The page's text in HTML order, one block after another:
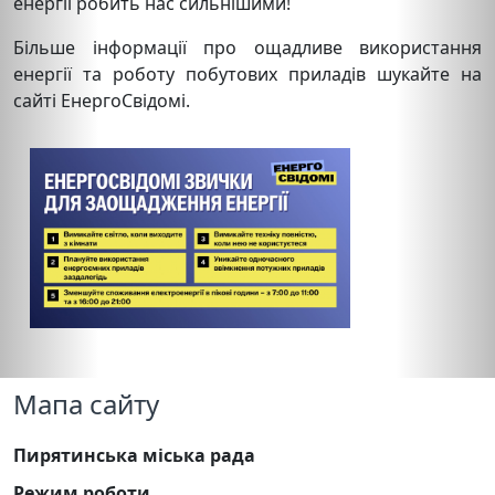
Більше інформації про ощадливе використання
енергії та роботу побутових приладів шукайте на
сайті ЕнергоСвідомі.
Мапа сайту
Пирятинська міська рада